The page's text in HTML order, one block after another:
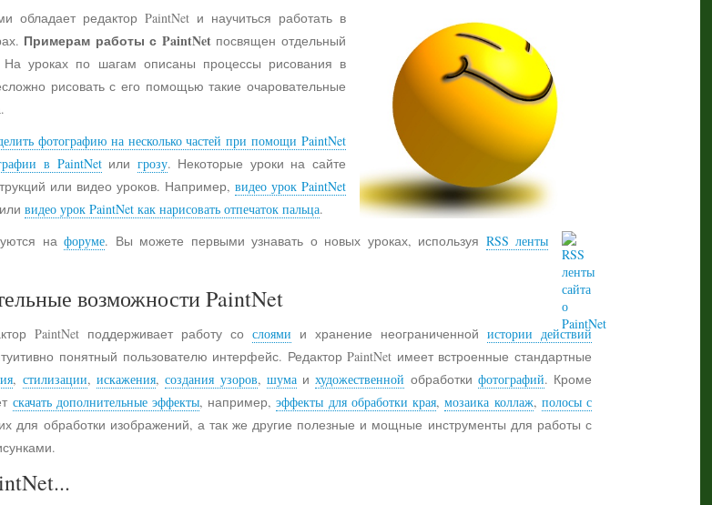
обладает редактор PaintNet и научиться работать в
Примерам работы с PaintNetпосвящен отдельный
уроках по шагам описаны процессы рисования в
рисовать с его помощью такие очаровательные
фотографию на несколько частей при помощи PaintNet
в PaintNetили грозу. Некоторые уроки на сайте
или видео уроков. Например,видео урок PaintNet
или видео урок PaintNet как нарисовать отпечаток пальца.
нафоруме. Вы можете первыми узнавать о новых уроках, используя RSS ленты
возможности PaintNet
PaintNet поддерживает работу со слоями и хранение неограниченной истории действий
понятный пользователю интерфейс. Редактор PaintNet имеет встроенные стандартные
, стилизации, искажения,создания узоров, шумаихудожественной обработки фотографий. Кроме
скачать дополнительные эффекты, например,эффекты для обработки края,мозаика коллаж, полосы с
для обработки изображений, а так же другие полезные и мощные инструменты для работы с